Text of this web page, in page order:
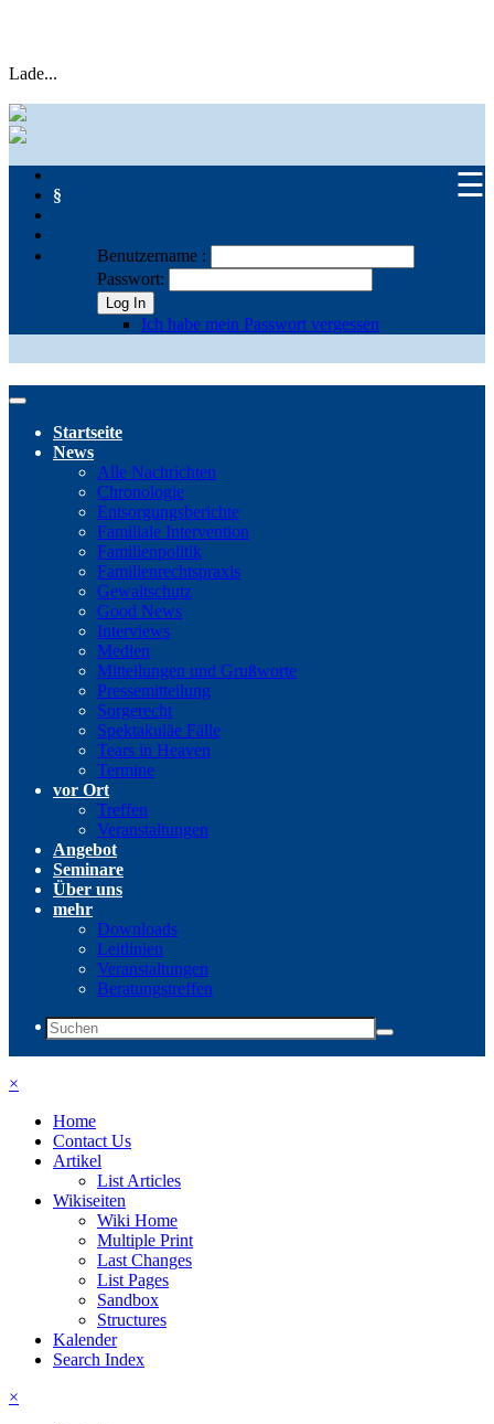
Lade...
☰
§
Benutzername :
Passwort:
Log In
Ich habe mein Passwort vergessen
Startseite
News
Alle Nachrichten
Chronologie
Entsorgungsberichte
Familiale Intervention
Familienpolitik
Familienrechtspraxis
Gewaltschutz
Good News
Interviews
Medien
Mitteilungen und Grußworte
Pressemitteilung
Sorgerecht
Spektakuläe Fälle
Tears in Heaven
Termine
vor Ort
Treffen
Veranstaltungen
Angebot
Seminare
Über uns
mehr
Downloads
Leitlinien
Veranstaltungen
Beratungstreffen
×
Home
Contact Us
Artikel
List Articles
Wikiseiten
Wiki Home
Multiple Print
Last Changes
List Pages
Sandbox
Structures
Kalender
Search Index
×